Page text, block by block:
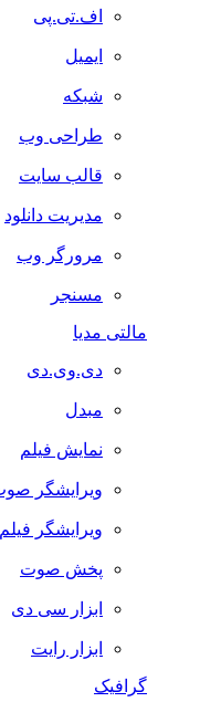
اف.تی.پی
ایمیل
شبکه
طراحی وب
قالب سایت
مدیریت دانلود
مرورگر وب
مسنجر
مالتی مدیا
دی.وی.دی
مبدل
نمایش فیلم
ویرایشگر صوت
ویرایشگر فیلم
پخش صوت
ابزار سی دی
ابزار رایت
گرافیک